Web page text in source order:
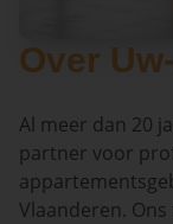
Over
Al meer dan 20
partner voor
Vlaanderen.